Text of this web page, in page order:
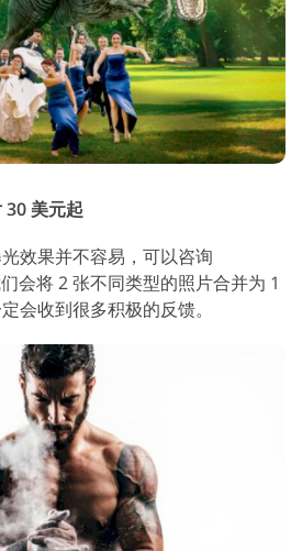
30 美元起
效果并不容易，可以咨询
会将 2 张不同类型的照片合并为 1
会收到很多积极的反馈。